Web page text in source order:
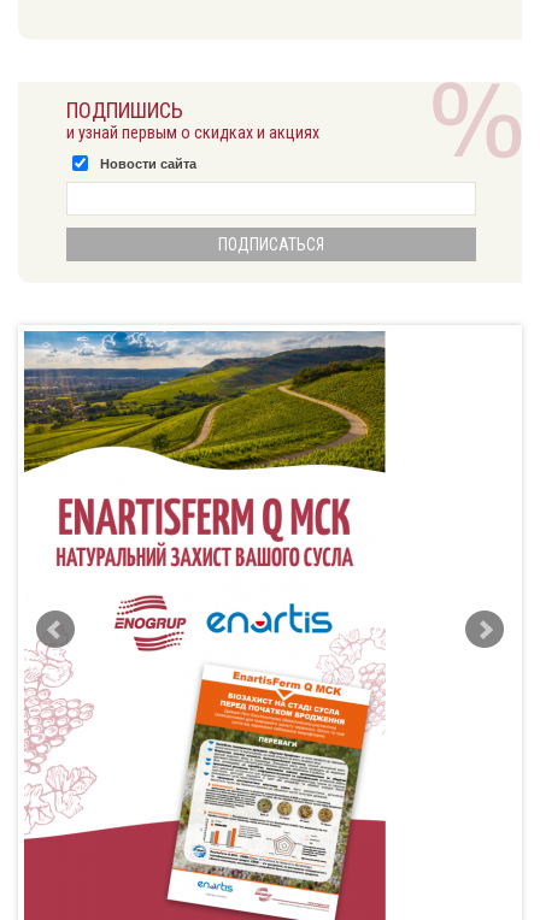
ПОДПИШИСЬ
и узнай первым о скидках и акциях
Новости сайта